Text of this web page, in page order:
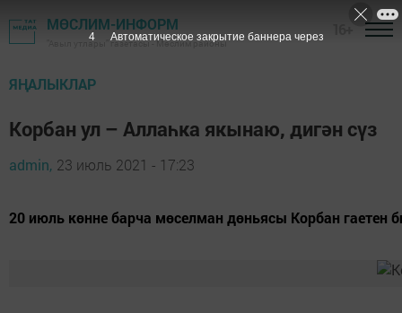
МӨСЛИМ-ИНФОРМ
"Авыл утлары" газетасы - Мөслим районы
ЯҢАЛЫКЛАР
Корбан ул – Аллаһка якынаю, дигән сүз
admin, 23 июль 2021 - 17:23
20 июль көнне барча мөселман дөньясы Корбан гаетен
3 Автоматическое закрытие баннера через